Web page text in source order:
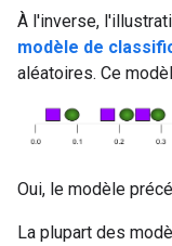
À l'inverse,
modèle de
aléatoires. Ce
Oui, le modèle
La plupart des